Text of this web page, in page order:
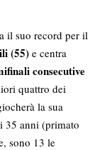
il suo record per il
(55) e centra
consecutive
quattro dei
la sua
35 anni (primato
sono 13 le